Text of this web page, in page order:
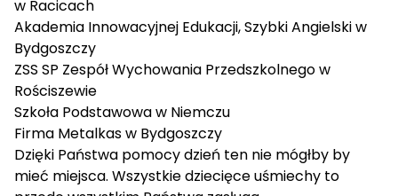
w Racicach
Akademia Innowacyjnej Edukacji, Szybki Angielski w
Bydgoszczy
ZSS SP Zespół Wychowania Przedszkolnego w
Rościszewie
Szkoła Podstawowa w Niemczu
Firma Metalkas w Bydgoszczy
Dzięki Państwa pomocy dzień ten nie mógłby by
mieć miejsca. Wszystkie dziecięce uśmiechy to